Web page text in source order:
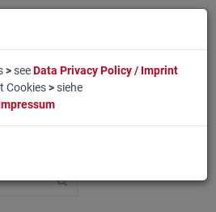
>seeData Privacy Policy / Imprint
Cookies>siehe